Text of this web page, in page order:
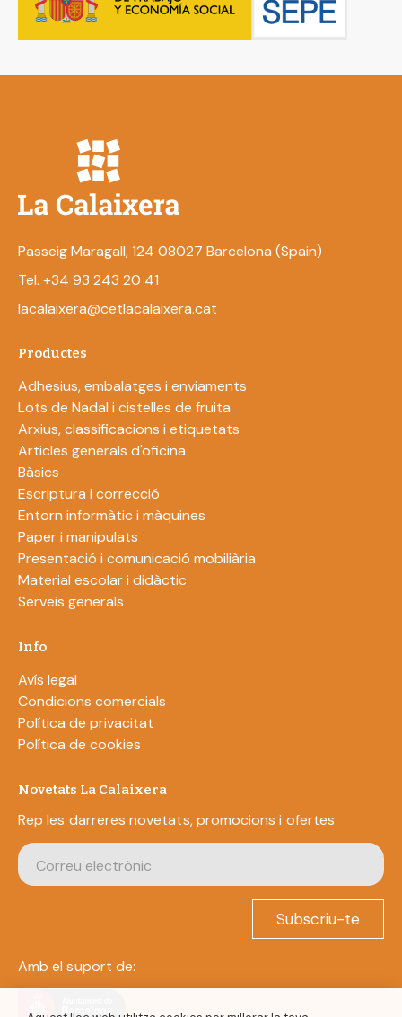
Passeig Maragall, 124 08027 Barcelona (Spain)
Tel. +34 93 243 20 41
lacalaixera@cetlacalaixera.cat
Productes
Adhesius, embalatges i enviaments
Lots de Nadal i cistelles de fruita
Arxius, classificacions i etiquetats
Articles generals d'oficina
Bàsics
Escriptura i correcció
Entorn informàtic i màquines
Paper i manipulats
Presentació i comunicació mobiliària
Material escolar i didàctic
Serveis generals
Info
Avís legal
Condicions comercials
Política de privacitat
Política de cookies
Novetats La Calaixera
Rep les darreres novetats, promocions i ofertes
Subscriu-te
Amb el suport de: